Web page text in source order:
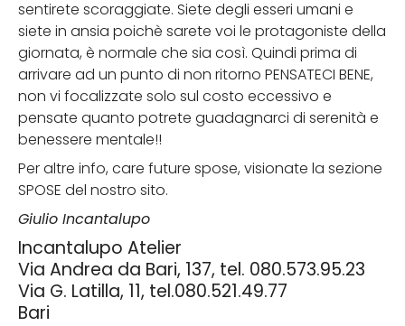
sentirete scoraggiate. Siete degli esseri umani e
siete in ansia poichè sarete voi le protagoniste della
giornata, è normale che sia così. Quindi prima di
arrivare ad un punto di non ritorno PENSATECI BENE,
non vi focalizzate solo sul costo eccessivo e
pensate quanto potrete guadagnarci di serenità e
benessere mentale!!
Per altre info, care future spose, visionate la sezione
SPOSE del nostro sito.
Giulio Incantalupo
Incantalupo Atelier
Via Andrea da Bari, 137, tel. 080.573.95.23
Via G. Latilla, 11, tel.080.521.49.77
Bari